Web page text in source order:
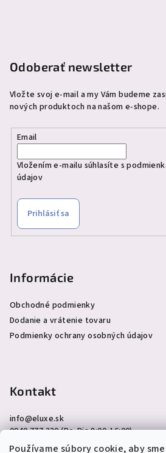
Používame súbory cookie, aby
Odoberať newsletter
Vložte svoj e-mail a my Vám budeme
nových produktoch na našom e-shope.
Email
Vložením e-mailu súhlasíte s
údajov
Prihlásiť sa
Informácie
Obchodné podmienky
Dodanie a vrátenie tovaru
Podmienky ochrany osobných údajov
Kontakt
info@eluxe.sk
0940 777 230 (Po-Pia 8:00-16:00)